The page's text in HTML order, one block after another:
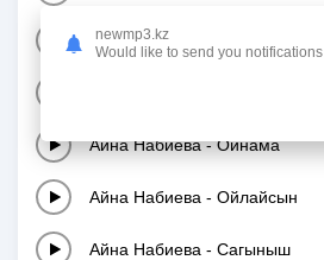
Айна Набиева
Айна Набиева -Ойнама
Айна Набиева - Ойлайсын
Айна Набиева - Сагыныш
newmp3.kz
Would like to send you notifications